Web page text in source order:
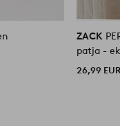
ZACK
patja -
26,99 EUR